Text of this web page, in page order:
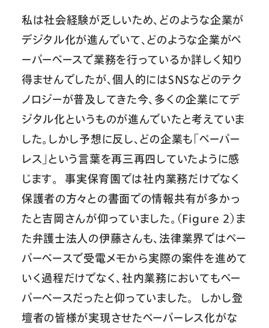
私は社会経験が乏しいため、どのような企業が
デジタル化が進んでいて、どのような企業がペ
ーパーベースで業務を行っているか詳しく知り
得ませんでしたが、個人的にはSNSなどのテク
ノロジーが普及してきた今、多くの企業にてデ
ジタル化というものが進んでいたと考えていま
した。しかし予想に反し、どの企業も「ペーパー
レス」という言葉を再三再四していたように感
じます。 事実保育園では社内業務だけでなく
保護者の方々との書面での情報共有が多かっ
たと吉岡さんが仰っていました。（Figure 2）ま
た弁護士法人の伊藤さんも、法律業界ではペー
パーベースで受電メモから実際の案件を進めて
いく過程だけでなく、社内業務においてもペー
パーベースだったと仰っていました。 しかし登
壇者の皆様が実現させたペーパーレス化がな